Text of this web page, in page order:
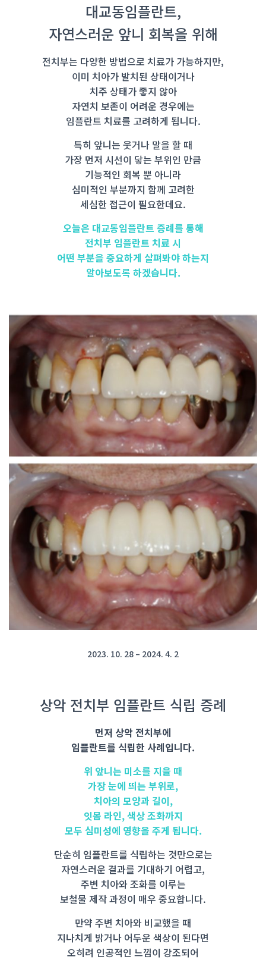
대교동임플란트,
자연스러운 앞니 회복을 위해
전치부는 다양한 방법으로 치료가 가능하지만,
이미 치아가 발치된 상태이거나
치주 상태가 좋지 않아
자연치 보존이 어려운 경우에는
임플란트 치료를 고려하게 됩니다.
특히 앞니는 웃거나 말을 할 때
가장 먼저 시선이 닿는 부위인 만큼
기능적인 회복 뿐 아니라
심미적인 부분까지 함께 고려한
세심한 접근이 필요한데요.
오늘은 대교동임플란트 증례를 통해
전치부 임플란트 치료 시
어떤 부분을 중요하게 살펴봐야 하는지
알아보도록 하겠습니다.
2023. 10. 28 – 2024. 4. 2
상악 전치부 임플란트 식립 증례
먼저 상악 전치부에
임플란트를 식립한 사례입니다.
위 앞니는 미소를 지을 때
가장 눈에 띄는 부위로,
치아의 모양과 길이,
잇몸 라인, 색상 조화까지
모두 심미성에 영향을 주게 됩니다.
단순히 임플란트를 식립하는 것만으로는
자연스러운 결과를 기대하기 어렵고,
주변 치아와 조화를 이루는
보철물 제작 과정이 매우 중요합니다.
만약 주변 치아와 비교했을 때
지나치게 밝거나 어두운 색상이 된다면
오히려 인공적인 느낌이 강조되어